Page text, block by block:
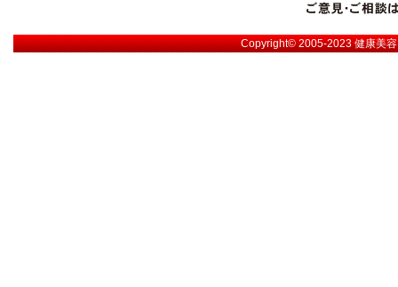
Copyright© 2005-2023健康美